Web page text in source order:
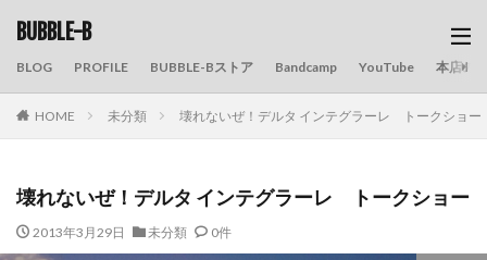
BUBBLE-B
BLOG PROFILE BUBBLE-Bストア Bandcamp YouTube 本店の旅
HOME 未分類 壊れないぜ！デルタ インテグラーレ トークショー
壊れないぜ！デルタ インテグラーレ トークショー
2013年3月29日 未分類 0件